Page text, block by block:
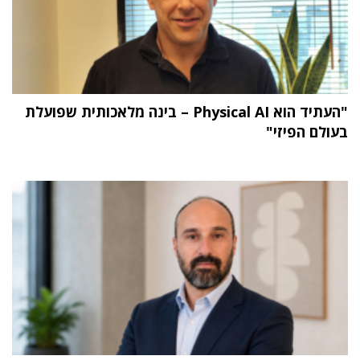
"העתיד הוא Physical AI – בינה מלאכותית שפועלת
בעולם הפיזי"